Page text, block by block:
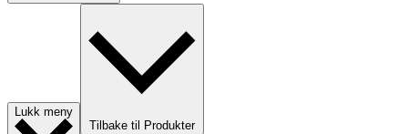
Lukk meny
Tilbake til Produkter